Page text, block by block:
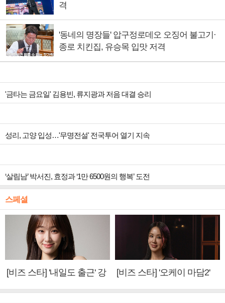
격
'동네의 명장들' 압구정로데오 오징어 불고기·
종로 치킨집, 유승목 입맛 저격
'금타는 금요일' 김용빈, 류지광과 저음 대결 승리
성리, 고양 입성…'무명전설' 전국투어 열기 지속
‘살림남’ 박서진, 효정과 ‘1만 6500원의 행복’ 도전
스페셜
[비즈 스타] '내일도 출근' 강
[비즈 스타] '오케이 마담2'